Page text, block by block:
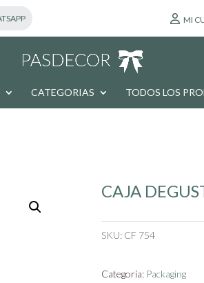
MI
CATEGORIAS TODOS LOS
CAJA
SKU: CF 754
Categoría: Packaging